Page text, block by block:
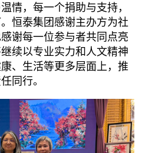
情，每一个捐助与支持，
恒泰集团感谢主办方为社
谢每一位参与者共同点亮
续以专业实力和人文精神
、生活等更多层面上，推
同行。